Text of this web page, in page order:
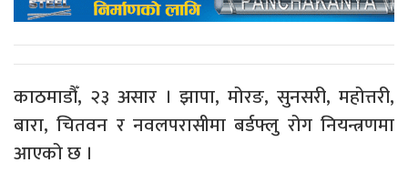
काठमाडौँ, २३ असार । झापा, मोरङ, सुनसरी, महोत्तरी,
बारा, चितवन र नवलपरासीमा बर्डफ्लु रोग नियन्त्रणमा
आएको छ ।